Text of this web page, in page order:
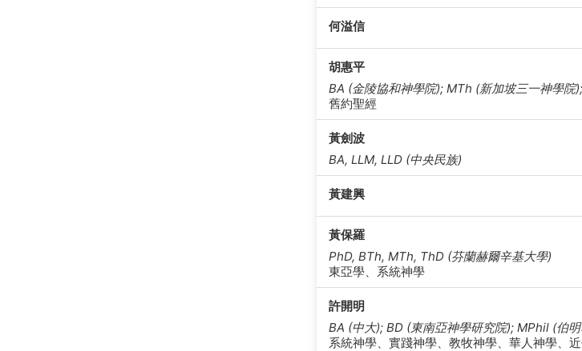
何溢信
胡惠平
BA (金陵協和神學院); MTh (新加坡三一神學院
舊約聖經
黃劍波
BA, LLM, LLD (中央民族)
黃建興
黃保羅
PhD, BTh, MTh, ThD (芬蘭赫爾辛基大學)
東亞學、系統神學
許開明
BA (中大); BD (東南亞神學研究院); MPhil (伯
系統神學、實踐神學、教牧神學、華人神學、